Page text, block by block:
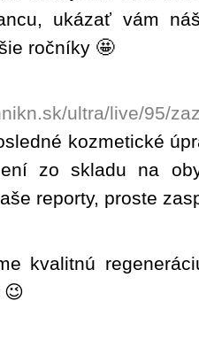
ukázať vám
ročníky 🤩
ultra/live/95/
kozmetické
zo skladu na
reporty, proste
kvalitnú
😉